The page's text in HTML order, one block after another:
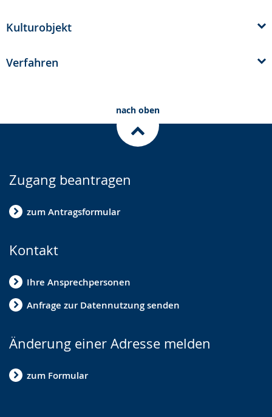
Kulturobjekt
Verfahren
nach oben
Zugang beantragen
zum Antragsformular
Kontakt
Ihre Ansprechpersonen
Anfrage zur Datennutzung senden
Änderung einer Adresse melden
zum Formular